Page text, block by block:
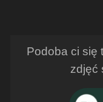
Podoba ci się
zdjęć